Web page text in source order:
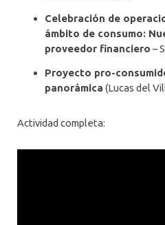
Celebración de
ámbito de consumo:
proveedor financiero –
Proyecto pro-
panorámica (Lucas del
Actividad completa: